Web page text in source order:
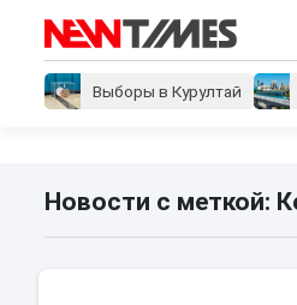
Выборы в Курултай
Новости с меткой: